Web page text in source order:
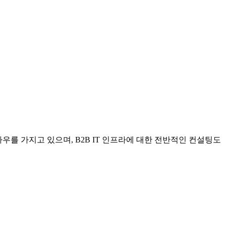
를 가지고 있으며, B2B IT 인프라에 대한 전반적인 컨설팅도